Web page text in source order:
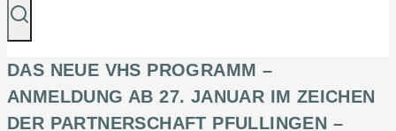
DAS NEUE VHS PROGRAMM –
ANMELDUNG AB 27. JANUAR IM ZEICHEN
DER PARTNERSCHAFT PFULLINGEN –